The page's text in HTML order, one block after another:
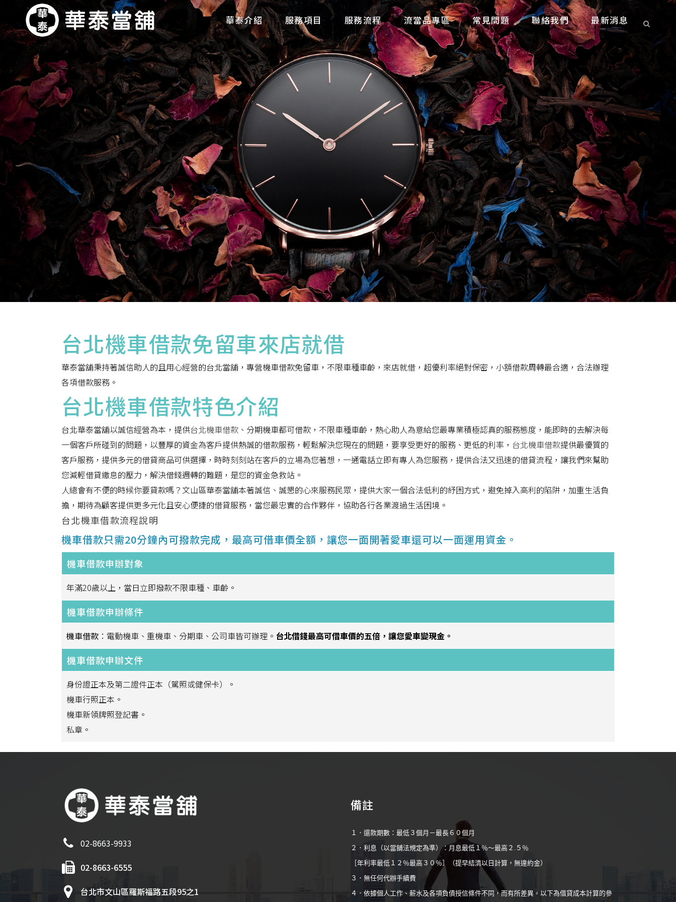
華泰介紹 服務項目 服務流程 流當品專區 常見問題 聯絡我們 最新消息
台北機車借款免留車來店就借
華泰當舖秉持著誠信助人的且用心經營的台北當舖，專營機車借款免留車，不限車種車齡，來店就借，超優利率絕對保密，小額借款周轉最合適，合法辦理
各項借款服務。
台北機車借款特色介紹
台北華泰當舖以誠信經營為本，提供台北機車借款 、分期機車都可借款，不限車種車齡，熱心助人為意給您最專業積極認真的服務態度，能即時的去解決每
一個客戶所碰到的問題，以豐厚的資金為客戶提供熱誠的借款服務，輕鬆解決您現在的問題，要享受更好的服務、更低的利率， 台北機車借款提供最優質的
客戶服務，提供多元的借貸商品可供選擇，時時刻刻站在客戶的立場為您著想，一通電話立即有專人為您服務，提供合法又迅速的借貸流程，讓我們來幫助
您減輕借貸繳息的壓力，解決借錢週轉的難題，是您的資金急救站。
人總會有不便的時候你要貸款嗎？文山區華泰當舖本著誠信、誠懇的心來服務民眾，提供大家一個合法低利的紓困方式，避免掉入高利的陷阱，加重生活負
擔，期待為顧客提供更多元化且安心便捷的借貸服務，當您最忠實的合作夥伴，協助各行各業渡過生活困境。
台北機車借款流程說明
機車借款只需20分鐘內可撥款完成，最高可借車價全額，讓您一面開著愛車還可以一面運用資金。
機車借款申辦對象
年滿20歲以上，當日立即撥款不限車種、車齡。
機車借款申辦條件
機車借款 ：電動機車、重機車、分期車、公司車皆可辦理。 台北借錢最高可借車價的五倍，讓您愛車變現金。
機車借款申辦文件
身份證正本及第二證件正本（駕照或健保卡）。
機車行照正本。
機車新領牌照登記書。
私章。
02-8663-9933
02-8663-6555
台北市文山區羅斯福路五段95之1
備註
１．還款期數：最低３個月－最長６０個月
２．利息（以當舖法規定為準）：月息最低１％～最高２.５％
［年利率最低１２％最高３０％］（提早結清以日計算，無違約金）
３．無任何代辦手續費
４．依據個人工作、薪水及各項負債授信條件不同，而有所差異。以下為借貸成本計算的參